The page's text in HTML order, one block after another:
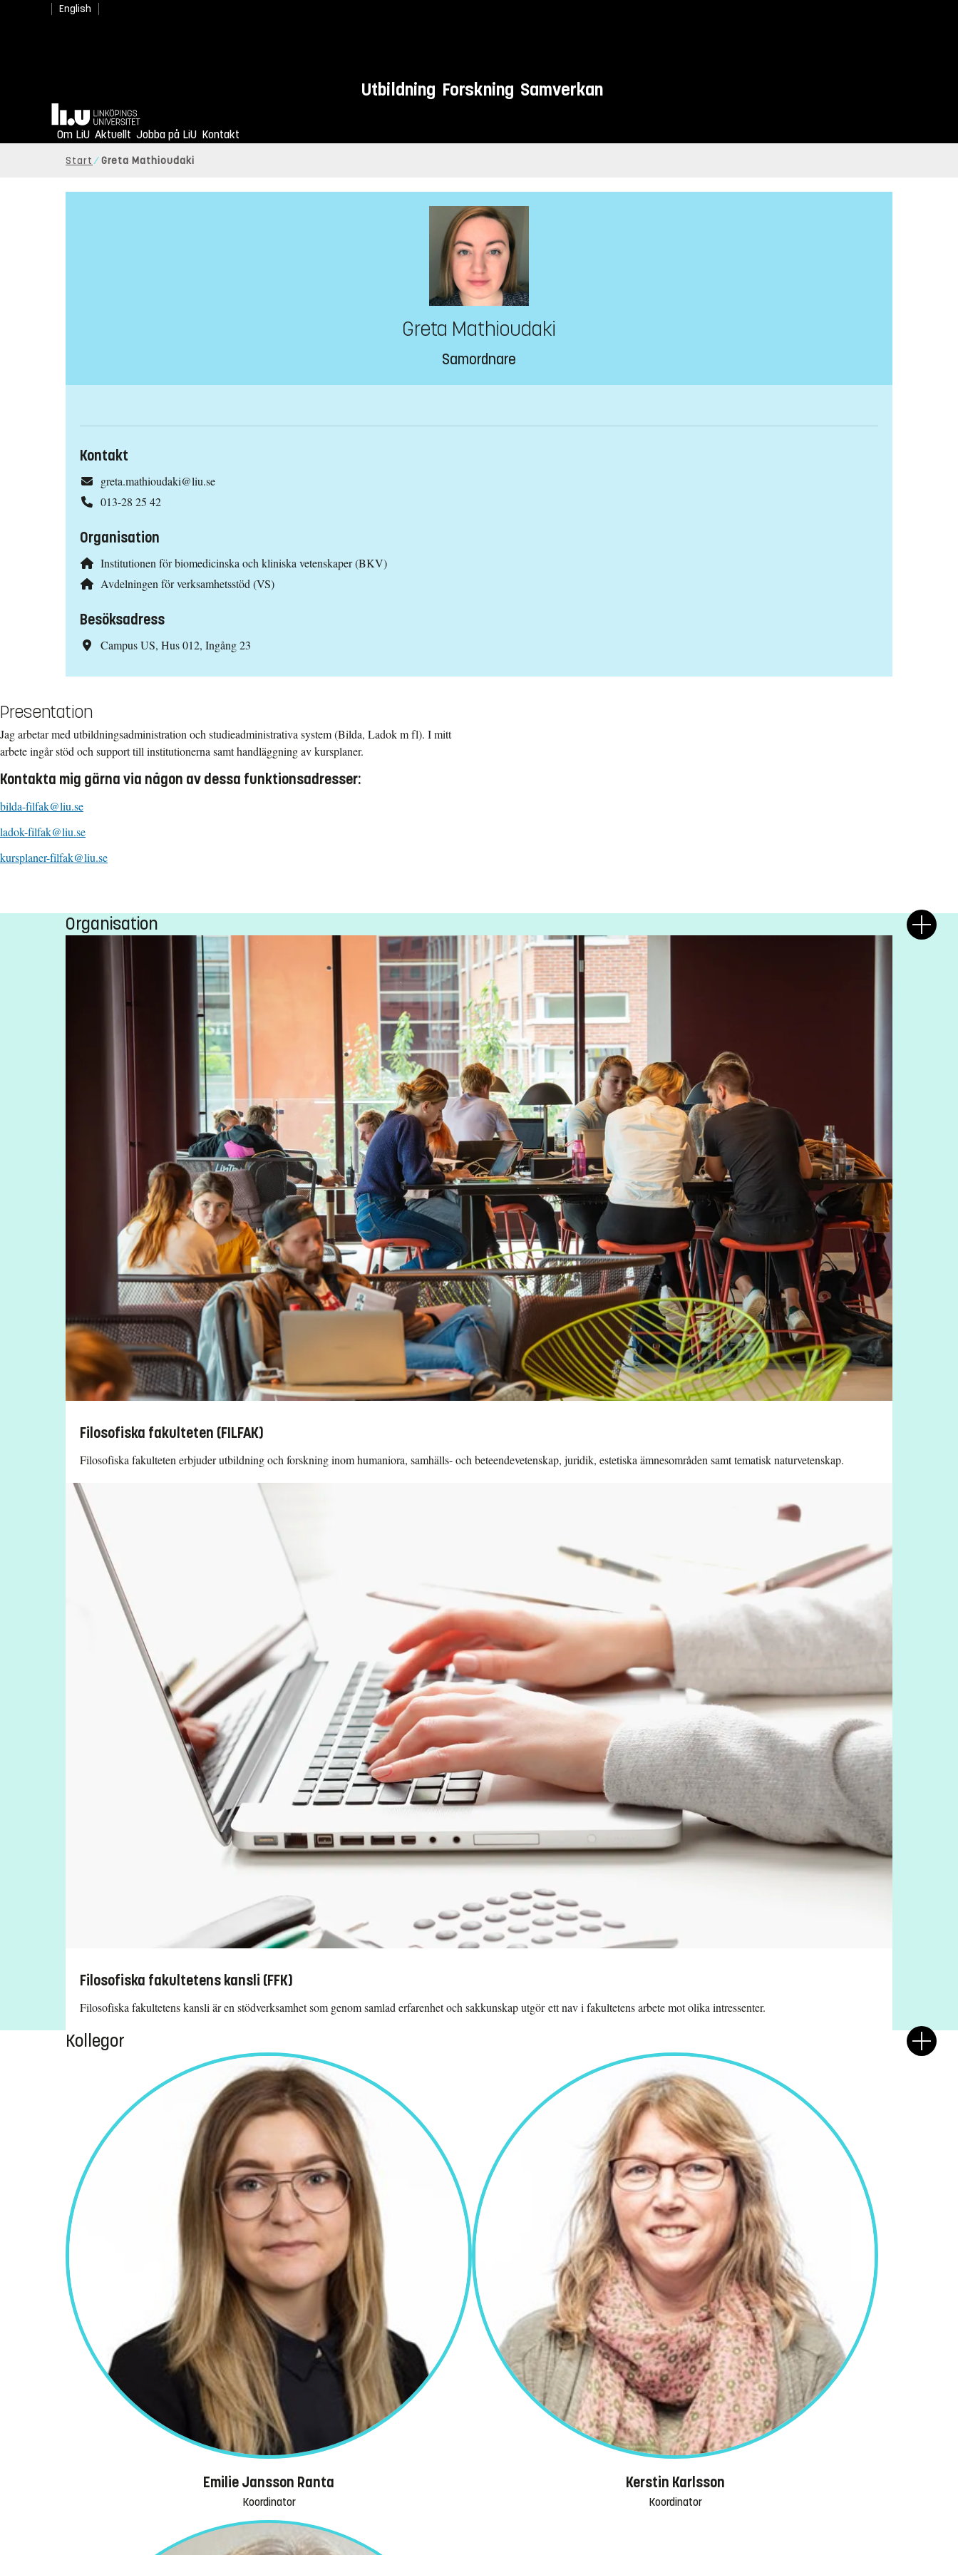
English
Utbildning Forskning Samverkan
Hem
Om LiU Aktuellt Jobba på LiU Kontakt
Start Greta Mathioudaki
Greta Mathioudaki
Samordnare
Kontakt
greta.mathioudaki@liu.se
013-28 25 42
Organisation
Institutionen för biomedicinska och kliniska vetenskaper (BKV)
Avdelningen för verksamhetsstöd (VS)
Besöksadress
Campus US, Hus 012, Ingång 23
Presentation
Jag arbetar med utbildningsadministration och studieadministrativa system (Bilda, Ladok m fl). I mitt
arbete ingår stöd och support till institutionerna samt handläggning av kursplaner.
Kontakta mig gärna via någon av dessa funktionsadresser:
bilda-filfak@liu.se
ladok-filfak@liu.se
kursplaner-filfak@liu.se
Organisation
Filosofiska fakulteten (FILFAK)
Filosofiska fakulteten erbjuder utbildning och forskning inom humaniora, samhälls- och beteendevetenskap, juridik, estetiska ämnesområden samt tematisk naturvetenskap.
Filosofiska fakultetens kansli (FFK)
Filosofiska fakultetens kansli är en stödverksamhet som genom samlad erfarenhet och sakkunskap utgör ett nav i fakultetens arbete mot olika intressenter.
Kollegor
Emilie Jansson Ranta
Koordinator
Kerstin Karlsson
Koordinator